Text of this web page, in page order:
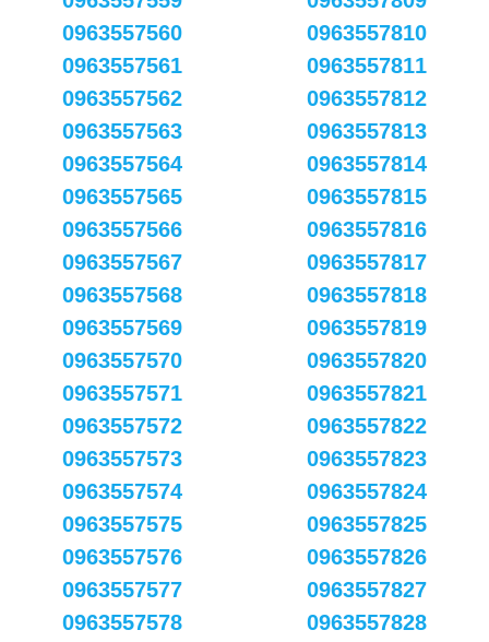
0963557560
0963557561
0963557562
0963557563
0963557564
0963557565
0963557566
0963557567
0963557568
0963557569
0963557570
0963557571
0963557572
0963557573
0963557574
0963557575
0963557576
0963557577
0963557578
0963557810
0963557811
0963557812
0963557813
0963557814
0963557815
0963557816
0963557817
0963557818
0963557819
0963557820
0963557821
0963557822
0963557823
0963557824
0963557825
0963557826
0963557827
0963557828